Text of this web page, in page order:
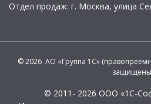
Отдел продаж: г. Москва, улица
© 2026 АО «Группа 1С»
защищены
© 2011- 2026 ООО «1С-